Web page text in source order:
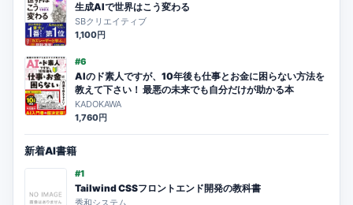
生成AIで世界はこう変わる
SBクリエイティブ
1,100円
#6
AIのド素人ですが、10年後も仕事とお金に困らない方法を
教えて下さい！ 最悪の未来でも自分だけが助かる本
KADOKAWA
1,760円
新着AI書籍
#1
Tailwind CSSフロントエンド開発の教科書
秀和システム